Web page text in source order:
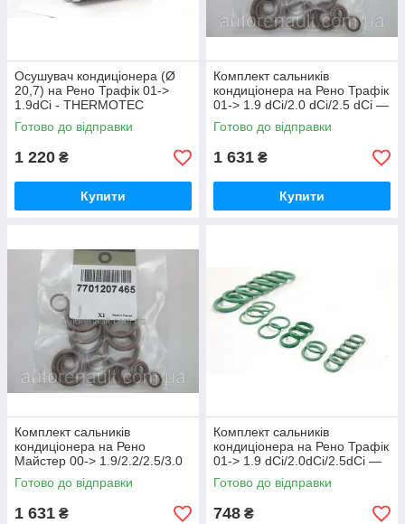
Осушувач кондиціонера (Ø
20,7) на Рено Трафік 01->
1.9dCi - THERMOTEC
(Польща) KTT120016
Готово до відправки
1 220 ₴
Купити
Комплект сальників
кондиціонера на Рено Трафік
01-> 1.9 dCi/2.0 dCi/2.5 dCi —
RENAULT (Оригінал) -
7701207465
Готово до відправки
1 631 ₴
Купити
Комплект сальників
кондиціонера на Рено
Майстер 00-> 1.9/2.2/2.5/3.0
dCi — RENAULT (Оригінал) -
7701207465
Готово до відправки
1 631 ₴
Комплект сальників
кондиціонера на Рено Трафік
01-> 1.9 dCi/2.0dCi/2.5dCi —
FA1 (Польща) — 3418003
Готово до відправки
748 ₴